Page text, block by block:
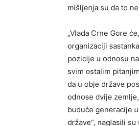
mišljenja su da to
„Vlada Crne Gore
organizaciji
pozicije u odnosu
svim ostalim
da u obje države
odnose dvije
buduće generacije
države“, naglasili su